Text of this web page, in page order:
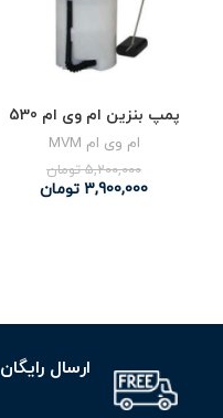
پمپ بنزین ام وی ام 530
ام وی ام MVM
5,200,000 تومان
3,900,000 تومان
ارسال رایگان